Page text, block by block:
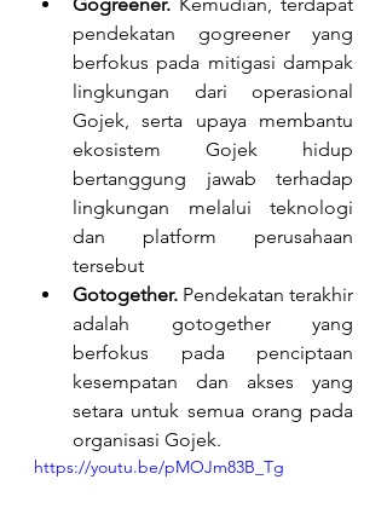
pendekatan gogreener yang
berfokus pada mitigasi dampak
lingkungan dari operasional
Gojek, serta upaya membantu
ekosistem Gojek hidup
bertanggung jawab terhadap
lingkungan melalui teknologi
dan platform perusahaan
tersebut
Gotogether. Pendekatan terakhir
adalah gotogether yang
berfokus pada penciptaan
kesempatan dan akses yang
setara untuk semua orang pada
organisasi Gojek.
https://youtu.be/pMOJm83B_Tg